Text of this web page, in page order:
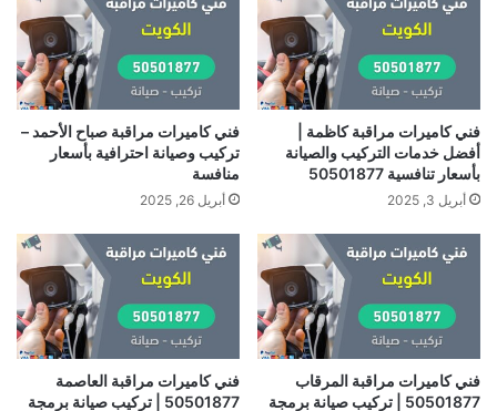
فني كاميرات مراقبة كاظمة |
أفضل خدمات التركيب والصيانة
بأسعار تنافسية 50501877
أبريل 3, 2025
فني كاميرات مراقبة صباح الأحمد –
تركيب وصيانة احترافية بأسعار
منافسة
أبريل 26, 2025
فني كاميرات مراقبة المرقاب
50501877 | تركيب صيانة برمجة
فني كاميرات مراقبة العاصمة
50501877 | تركيب صيانة برمجة